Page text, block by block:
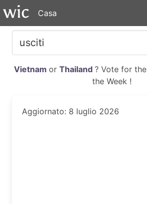
Casa
Vietnam or Thailand ? Vote for the
the Week !
Aggiornato: 8 luglio 2026